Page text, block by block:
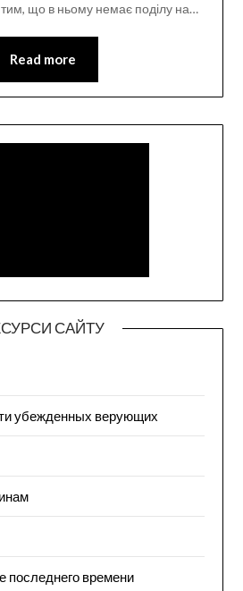
що в ньому немає поділу на…
Read more
САЙТУ
убежденных верующих
последнего времени